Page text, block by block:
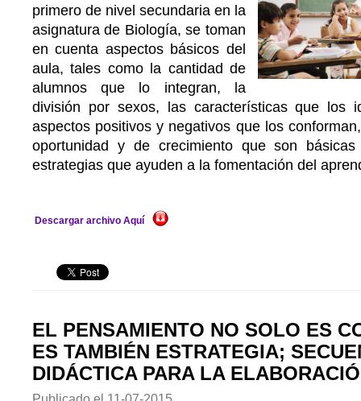
primero de nivel secundaria en la
asignatura de Biología, se toman
en cuenta aspectos básicos del
aula, tales como la cantidad de
alumnos que lo integran, la
división por sexos, las características que los
aspectos positivos y negativos que los
oportunidad y de crecimiento que son
estrategias que ayuden a la fomentación del
Descargar archivo Aquí
EL PENSAMIENTO NO SOLO ES
ES TAMBIÉN ESTRATEGIA;
DIDÁCTICA PARA LA